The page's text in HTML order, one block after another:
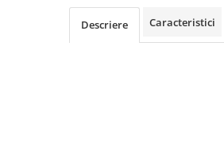
Becuri LED Smart
Descriere Caracteristici